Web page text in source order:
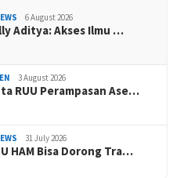
6 August 2026
Aditya: Akses Ilmu …
3 August 2026
RUU Perampasan Ase…
31 July 2026
HAM Bisa Dorong Tra…